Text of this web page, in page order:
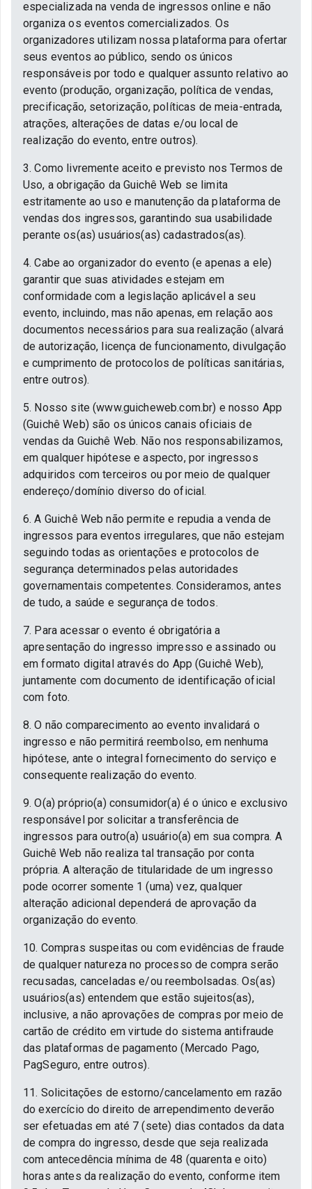
especializada na venda de ingressos online e não
organiza os eventos comercializados. Os
organizadores utilizam nossa plataforma para ofertar
seus eventos ao público, sendo os únicos
responsáveis por todo e qualquer assunto relativo ao
evento (produção, organização, política de vendas,
precificação, setorização, políticas de meia-entrada,
atrações, alterações de datas e/ou local de
realização do evento, entre outros).
3. Como livremente aceito e previsto nos Termos de
Uso, a obrigação da Guichê Web se limita
estritamente ao uso e manutenção da plataforma de
vendas dos ingressos, garantindo sua usabilidade
perante os(as) usuários(as) cadastrados(as).
4. Cabe ao organizador do evento (e apenas a ele)
garantir que suas atividades estejam em
conformidade com a legislação aplicável a seu
evento, incluindo, mas não apenas, em relação aos
documentos necessários para sua realização (alvará
de autorização, licença de funcionamento, divulgação
e cumprimento de protocolos de políticas sanitárias,
entre outros).
5. Nosso site (www.guicheweb.com.br) e nosso App
(Guichê Web) são os únicos canais oficiais de
vendas da Guichê Web. Não nos responsabilizamos,
em qualquer hipótese e aspecto, por ingressos
adquiridos com terceiros ou por meio de qualquer
endereço/domínio diverso do oficial.
6. A Guichê Web não permite e repudia a venda de
ingressos para eventos irregulares, que não estejam
seguindo todas as orientações e protocolos de
segurança determinados pelas autoridades
governamentais competentes. Consideramos, antes
de tudo, a saúde e segurança de todos.
7. Para acessar o evento é obrigatória a
apresentação do ingresso impresso e assinado ou
em formato digital através do App (Guichê Web),
juntamente com documento de identificação oficial
com foto.
8. O não comparecimento ao evento invalidará o
ingresso e não permitirá reembolso, em nenhuma
hipótese, ante o integral fornecimento do serviço e
consequente realização do evento.
9. O(a) próprio(a) consumidor(a) é o único e exclusivo
responsável por solicitar a transferência de
ingressos para outro(a) usuário(a) em sua compra. A
Guichê Web não realiza tal transação por conta
própria. A alteração de titularidade de um ingresso
pode ocorrer somente 1 (uma) vez, qualquer
alteração adicional dependerá de aprovação da
organização do evento.
10. Compras suspeitas ou com evidências de fraude
de qualquer natureza no processo de compra serão
recusadas, canceladas e/ou reembolsadas. Os(as)
usuários(as) entendem que estão sujeitos(as),
inclusive, a não aprovações de compras por meio de
cartão de crédito em virtude do sistema antifraude
das plataformas de pagamento (Mercado Pago,
PagSeguro, entre outros).
11. Solicitações de estorno/cancelamento em razão
do exercício do direito de arrependimento deverão
ser efetuadas em até 7 (sete) dias contados da data
de compra do ingresso, desde que seja realizada
com antecedência mínima de 48 (quarenta e oito)
horas antes da realização do evento, conforme item